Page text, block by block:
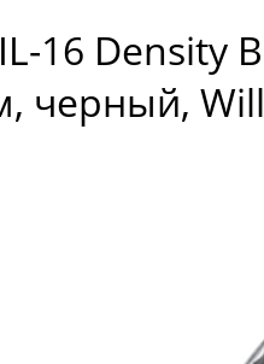
16 Density
черный,